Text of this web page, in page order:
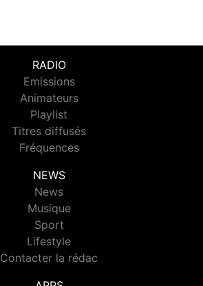
RADIO
Emissions
Animateurs
Playlist
Titres diffusés
Fréquences
NEWS
News
Musique
Sport
Lifestyle
Contacter la rédac